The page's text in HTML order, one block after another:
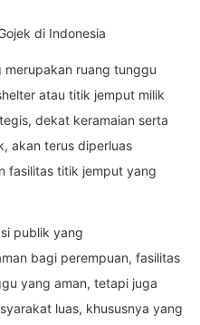
di Indonesia
merupakan ruang tunggu
atau titik jemput milik
dekat keramaian serta
akan terus diperluas
fasilitas titik jemput yang
publik yang
bagi perempuan, fasilitas
yang aman, tetapi juga
luas, khususnya yang